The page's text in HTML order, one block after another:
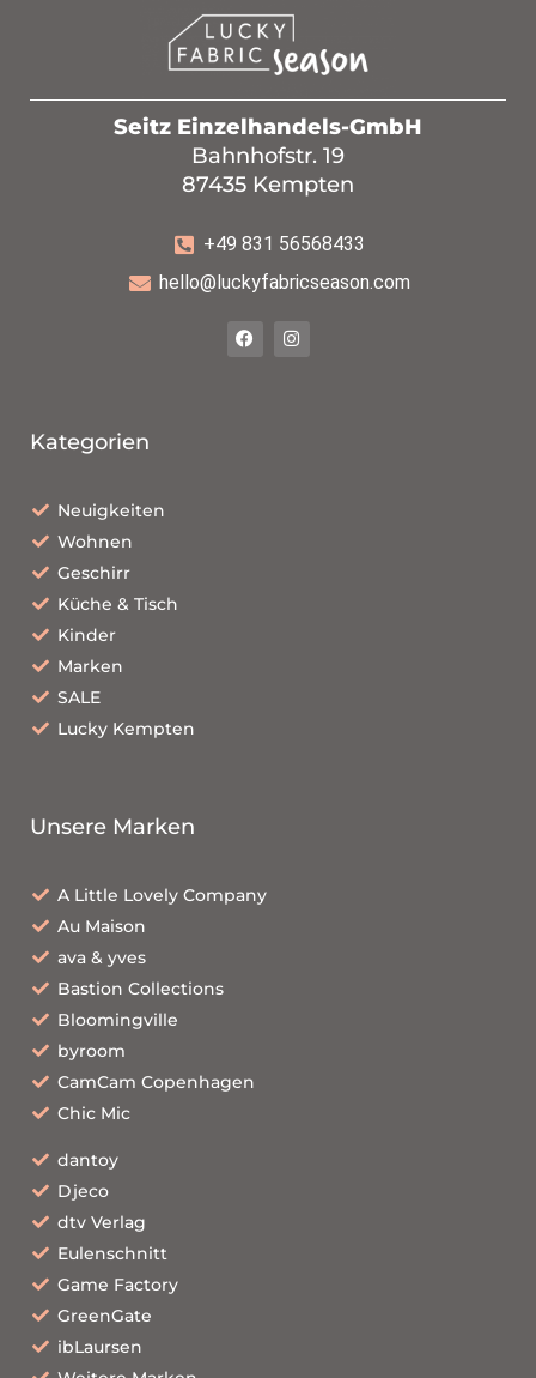
Seitz Einzelhandels-GmbH
Bahnhofstr. 19
87435 Kempten
+49 831 56568433
hello@luckyfabricseason.com
Kategorien
Neuigkeiten
Wohnen
Geschirr
Küche & Tisch
Kinder
Marken
SALE
Lucky Kempten
Unsere Marken
A Little Lovely Company
Au Maison
ava & yves
Bastion Collections
Bloomingville
byroom
CamCam Copenhagen
Chic Mic
dantoy
Djeco
dtv Verlag
Eulenschnitt
Game Factory
GreenGate
ibLaursen